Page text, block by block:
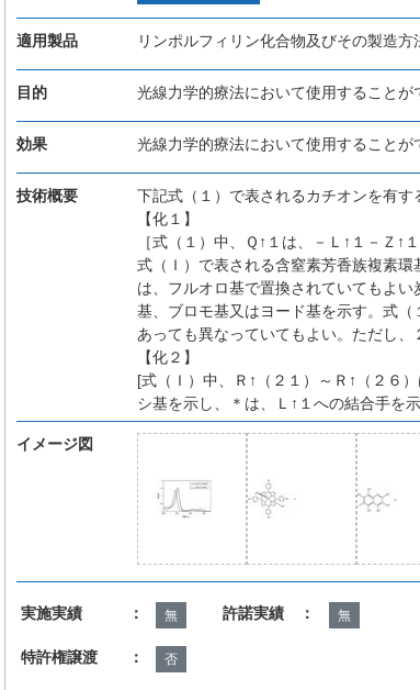
適用製品 リンポルフィリン化合物及びその製造方
目的 光線力学的療法において使用することが
効果 光線力学的療法において使用することが
技術概要
下記式（１）で表されるカチオンを有す
【化１】
［式（１）中、Ｑ↑１は、－Ｌ↑１－Ｚ
式（Ｉ）で表される含窒素芳香族複素環
は、フルオロ基で置換されていてもよ
基、ブロモ基又はヨード基を示す。式
あっても異なっていてもよい。ただし、
【化２】
[式（Ｉ）中、Ｒ↑（２１）～Ｒ↑（２６
シ基を示し、＊は、Ｌ↑１への結合手を
イメージ図
実施実績 ： 無 許諾実績 ： 無
特許権譲渡 ： 否